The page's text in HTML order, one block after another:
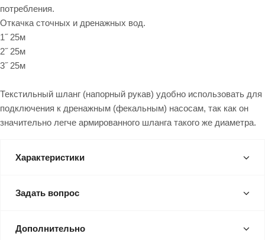
потребления.
Откачка сточных и дренажных вод.
1˝ 25м
2˝ 25м
3˝ 25м
Текстильный шланг (напорный рукав) удобно использовать для
подключения к дренажным (фекальным) насосам, так как он
значительно легче армированного шланга такого же диаметра.
Характеристики
Задать вопрос
Дополнительно